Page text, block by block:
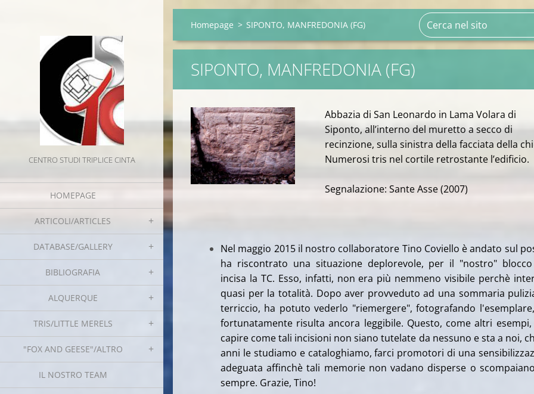
CENTRO STUDI TRIPLICE CINTA
HOMEPAGE
ARTICOLI/ARTICLES
DATABASE/GALLERY
BIBLIOGRAFIA
ALQUERQUE
TRIS/LITTLE MERELS
"FOX AND GEESE"/ALTRO
IL NOSTRO TEAM
Homepage > SIPONTO, MANFREDONIA (FG)
SIPONTO, MANFREDONIA (FG)
Abbazia di San Leonardo in Lama Volara di
Siponto, all’interno del muretto a secco di
recinzione, sulla sinistra della facciata della
Numerosi tris nel cortile retrostante l’edificio.
Segnalazione: Sante Asse (2007)
Nel maggio 2015 il nostro collaboratore Tino Coviello è andato sul
ha riscontrato una situazione deplorevole, per il "nostro"
incisa la TC. Esso, infatti, non era più nemmeno visibile perchè
quasi per la totalità. Dopo aver provveduto ad una sommaria
terriccio, ha potuto vederlo "riemergere", fotografando
fortunatamente risulta ancora leggibile. Questo, come altri
capire come tali incisioni non siano tutelate da nessuno e sta a noi,
anni le studiamo e cataloghiamo, farci promotori di una
adeguata affinchè tali memorie non vadano disperse o
sempre. Grazie, Tino!